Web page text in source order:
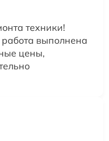
техники!
выполнена
цены,